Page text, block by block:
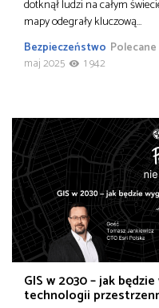
dotknął ludzi na całym
mapy odegrały kluczową…
Bezpieczeństwo
maj 2025
1 942
GIS w 2030 – jak
technologii